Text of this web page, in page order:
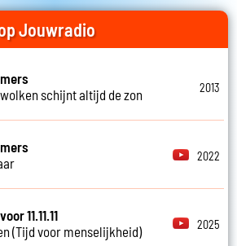
Jouwradio
schijnt altijd de zon
2013
2022
11.11.11
(Tijd voor menselijkheid)
2025